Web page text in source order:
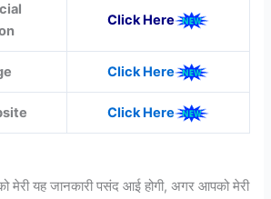
Click Here
Click Here
Click Here
मेरी यह जानकारी पसंद आई होगी, अगर आपको मेरी